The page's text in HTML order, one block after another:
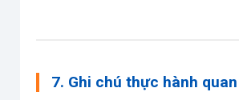
7. Ghi chú thực hành